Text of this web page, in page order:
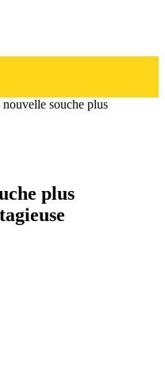
souche plus
plus